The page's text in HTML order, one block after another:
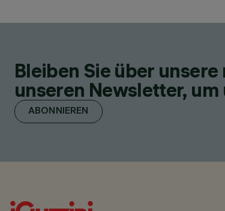
Bleiben Sie über
unseren Newsletter,
ABONNIEREN